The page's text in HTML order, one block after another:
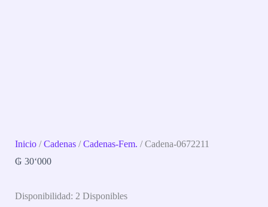
Inicio /Cadenas /Cadenas-Fem. / Cadena-0672211
₲ 30‘000
Disponibilidad: 2 Disponibles